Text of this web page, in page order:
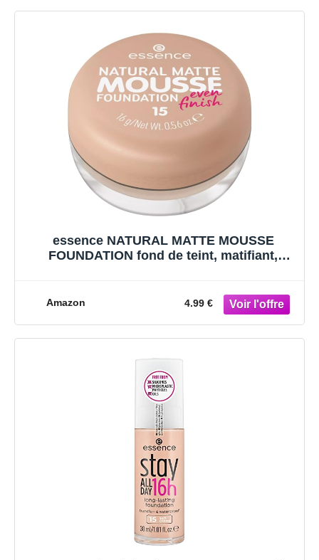
essence NATURAL MATTE MOUSSE
FOUNDATION fond de teint, matifiant,
Amazon 4.99 €